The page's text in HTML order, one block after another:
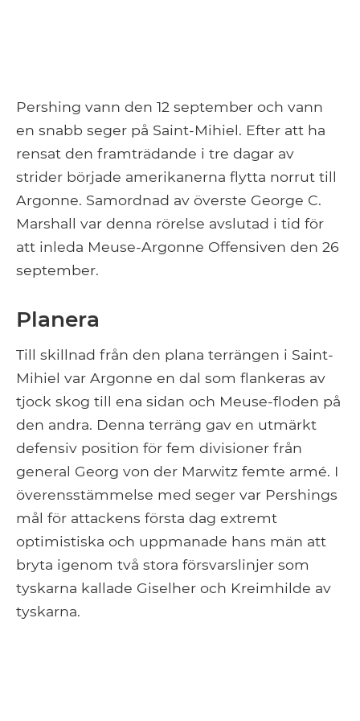
Pershing vann den 12 september och vann
en snabb seger på Saint-Mihiel. Efter att ha
rensat den framträdande i tre dagar av
strider började amerikanerna flytta norrut till
Argonne. Samordnad av överste George C.
Marshall var denna rörelse avslutad i tid för
att inleda Meuse-Argonne Offensiven den 26
september.
Planera
Till skillnad från den plana terrängen i Saint-
Mihiel var Argonne en dal som flankeras av
tjock skog till ena sidan och Meuse-floden på
den andra. Denna terräng gav en utmärkt
defensiv position för fem divisioner från
general Georg von der Marwitz femte armé. I
överensstämmelse med seger var Pershings
mål för attackens första dag extremt
optimistiska och uppmanade hans män att
bryta igenom två stora försvarslinjer som
tyskarna kallade Giselher och Kreimhilde av
tyskarna.